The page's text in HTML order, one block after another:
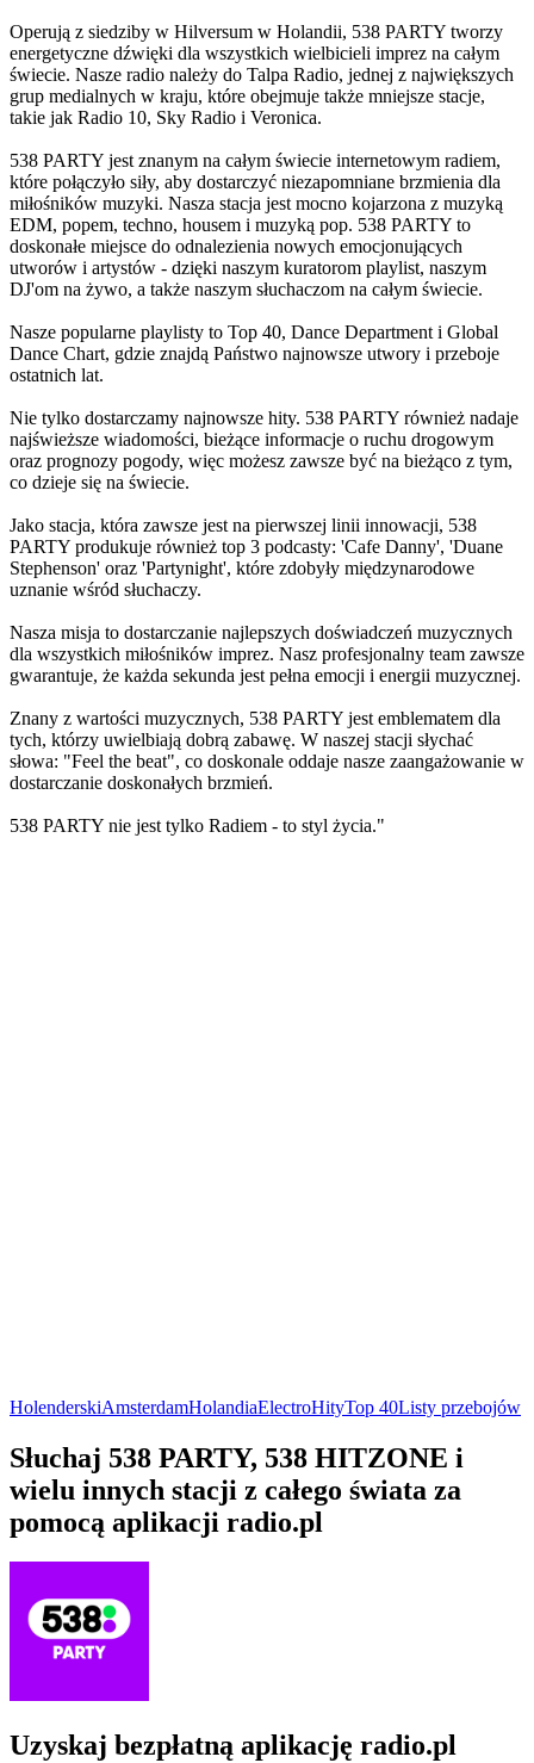
Operują z siedziby w Hilversum w Holandii, 538 PARTY tworzy
energetyczne dźwięki dla wszystkich wielbicieli imprez na całym
świecie. Nasze radio należy do Talpa Radio, jednej z największych
grup medialnych w kraju, które obejmuje także mniejsze stacje,
takie jak Radio 10, Sky Radio i Veronica.
538 PARTY jest znanym na całym świecie internetowym radiem,
które połączyło siły, aby dostarczyć niezapomniane brzmienia dla
miłośników muzyki. Nasza stacja jest mocno kojarzona z muzyką
EDM, popem, techno, housem i muzyką pop. 538 PARTY to
doskonałe miejsce do odnalezienia nowych emocjonujących
utworów i artystów - dzięki naszym kuratorom playlist, naszym
DJ'om na żywo, a także naszym słuchaczom na całym świecie.
Nasze popularne playlisty to Top 40, Dance Department i Global
Dance Chart, gdzie znajdą Państwo najnowsze utwory i przeboje
ostatnich lat.
Nie tylko dostarczamy najnowsze hity. 538 PARTY również nadaje
najświeższe wiadomości, bieżące informacje o ruchu drogowym
oraz prognozy pogody, więc możesz zawsze być na bieżąco z tym,
co dzieje się na świecie.
Jako stacja, która zawsze jest na pierwszej linii innowacji, 538
PARTY produkuje również top 3 podcasty: 'Cafe Danny', 'Duane
Stephenson' oraz 'Partynight', które zdobyły międzynarodowe
uznanie wśród słuchaczy.
Nasza misja to dostarczanie najlepszych doświadczeń muzycznych
dla wszystkich miłośników imprez. Nasz profesjonalny team zawsze
gwarantuje, że każda sekunda jest pełna emocji i energii muzycznej.
Znany z wartości muzycznych, 538 PARTY jest emblematem dla
tych, którzy uwielbiają dobrą zabawę. W naszej stacji słychać
słowa: "Feel the beat", co doskonale oddaje nasze zaangażowanie w
dostarczanie doskonałych brzmień.
538 PARTY nie jest tylko Radiem - to styl życia."
HolenderskiAmsterdamHolandiaElectroHityTop 40Listy przebojów
Słuchaj 538 PARTY, 538 HITZONE i
wielu innych stacji z całego świata za
pomocą aplikacji radio.pl
Uzyskaj bezpłatną aplikację radio.pl